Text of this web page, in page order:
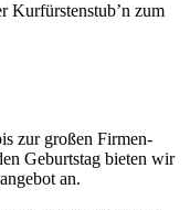
Kurfürstenstub’n zum
zur großen Firmen-
Geburtstag bieten wir
an.